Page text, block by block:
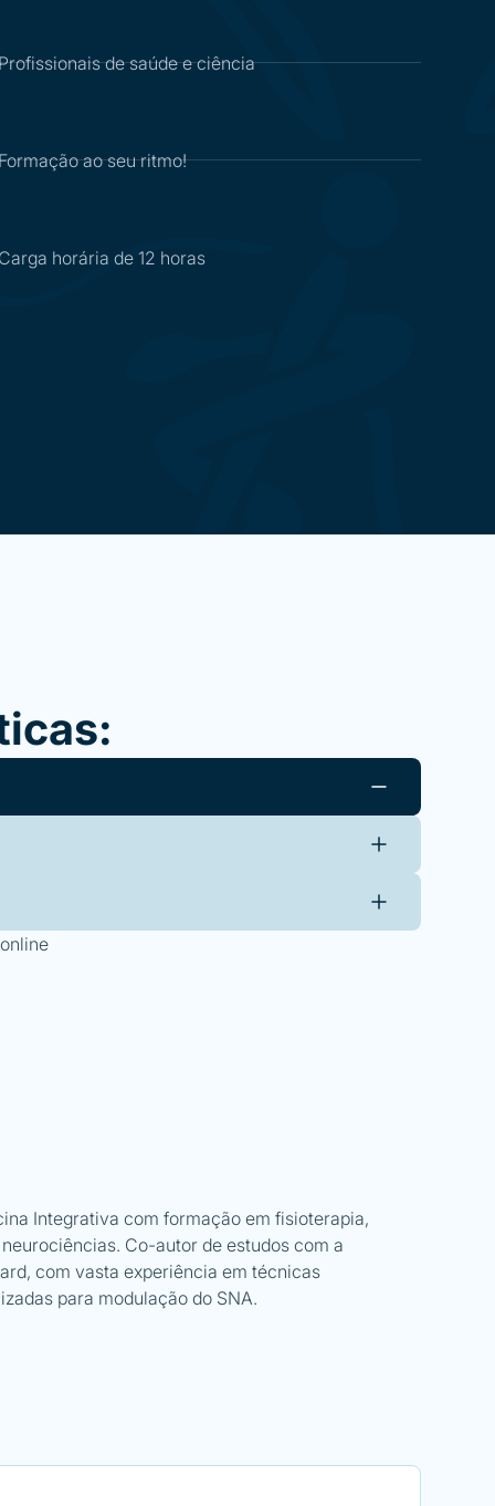
de saúde e ciência
ao seu ritmo!
Carga horária de 12 horas
Integrativa com formação em fisioterapia,
Co-autor de estudos com a
com vasta experiência em técnicas
para modulação do SNA.